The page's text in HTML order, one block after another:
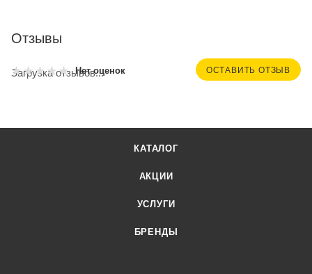
Отзывы
Нет оценок ОСТАВИТЬ ОТЗЫВ
Загрузка отзывов...
КАТАЛОГ
АКЦИИ
УСЛУГИ
БРЕНДЫ